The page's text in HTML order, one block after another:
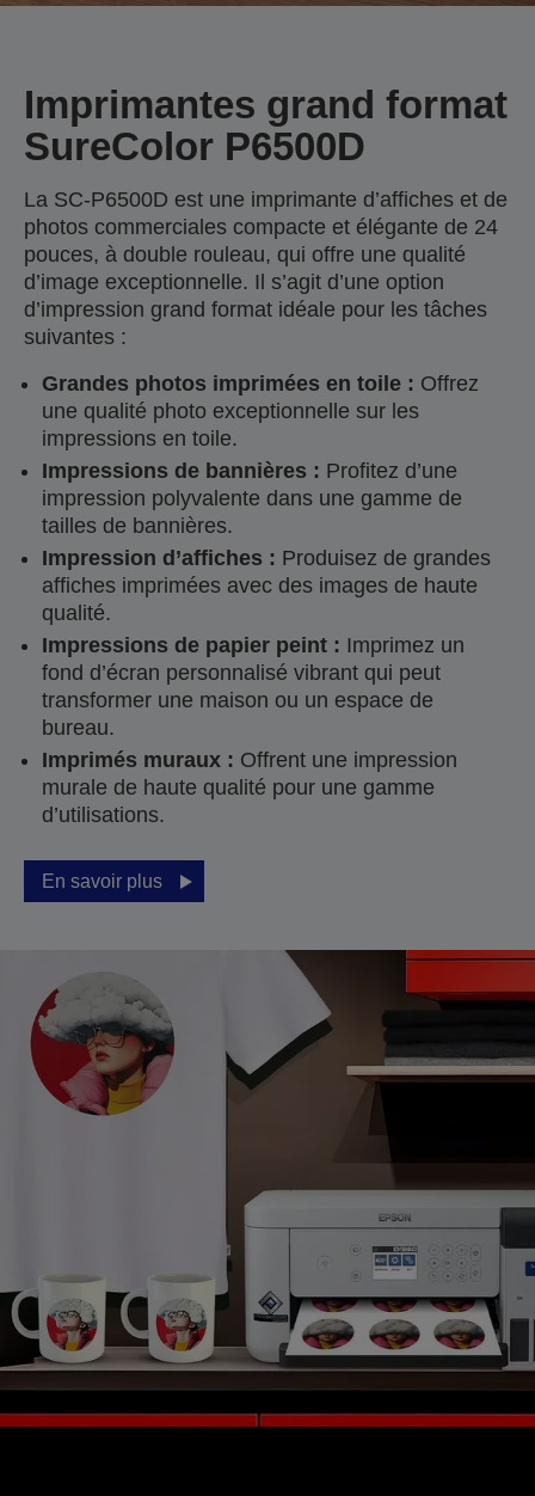
Imprimantes grand format
SureColor P6500D
La SC-P6500D est une imprimante d’affiches et de
photos commerciales compacte et élégante de 24
pouces, à double rouleau, qui offre une qualité
d’image exceptionnelle. Il s’agit d’une option
d’impression grand format idéale pour les tâches
suivantes :
Grandes photos imprimées en toile : Offrez
une qualité photo exceptionnelle sur les
impressions en toile.
Impressions de bannières : Profitez d’une
impression polyvalente dans une gamme de
tailles de bannières.
Impression d’affiches : Produisez de grandes
affiches imprimées avec des images de haute
qualité.
Impressions de papier peint : Imprimez un
fond d’écran personnalisé vibrant qui peut
transformer une maison ou un espace de
bureau.
Imprimés muraux : Offrent une impression
murale de haute qualité pour une gamme
d’utilisations.
En savoir plus